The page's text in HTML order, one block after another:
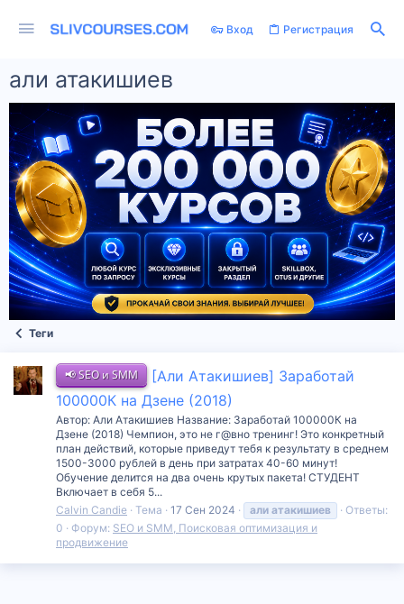
Вход Регистрация
али атакишиев
Теги
📢 SEO и SMM
[Али Атакишиев] Заработай
100000К на Дзене (2018)
Автор: Али Атакишиев Название: Заработай 100000К на
Дзене (2018) Чемпион, это не г@вно тренинг! Это конкретный
план действий, которые приведут тебя к результату в среднем
1500-3000 рублей в день при затратах 40-60 минут!
Обучение делится на два очень крутых пакета! СТУДЕНТ
Включает в себя 5...
Calvin Candie Тема 17 Сен 2024 али атакишиев
Ответы:
0
Форум: SEO и SMM, Поисковая оптимизация и
продвижение